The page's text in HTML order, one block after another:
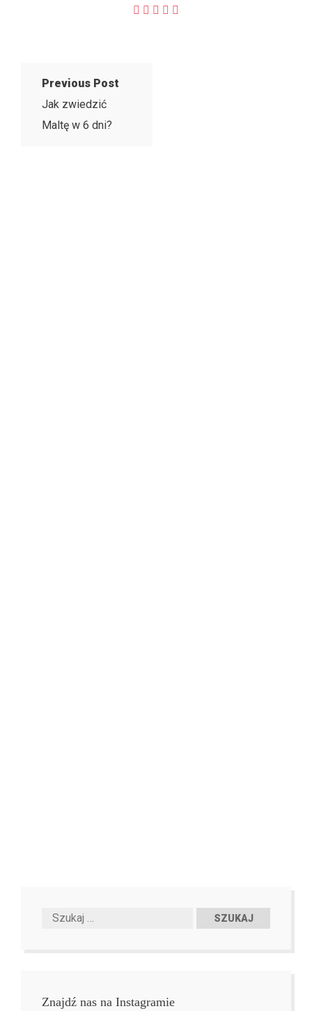
Previous Post
Jak zwiedzić
Maltę w 6 dni?
Znajdź nas na Instagramie